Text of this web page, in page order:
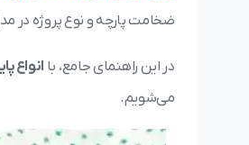
ضخامت پارچه و نوع پروژه در
در این راهنمای جامع، با انواع
می‌شویم.